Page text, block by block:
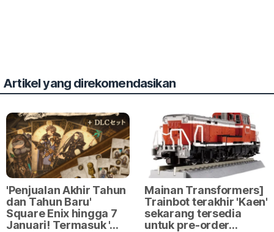
Artikel yang direkomendasikan
'Penjualan Akhir Tahun
dan Tahun Baru'
Square Enix hingga 7
Januari! Termasuk '…
Mainan Transformers]
Trainbot terakhir 'Kaen'
sekarang tersedia
untuk pre-order…